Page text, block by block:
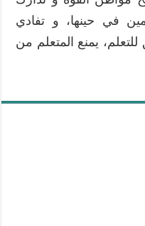
في حينها، و تفادي
يمنع المتعلم من